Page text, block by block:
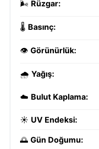
🌬️ Rüzgar:
🌡️ Basınç:
👁️ Görünürlük:
🌧️ Yağış:
☁️ Bulut Kaplama:
☀️ UV Endeksi:
🌅 Gün Doğumu: